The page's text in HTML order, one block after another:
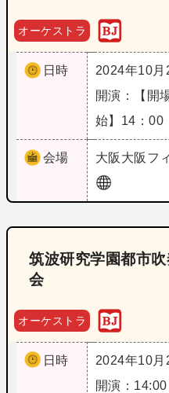
オーケストラ
日時
2024年10月
開演：【開
始】14：00
会場 大阪 大阪フ
筑波研究学園都市
会
オーケストラ
日時
2024年10月
開演：14:00